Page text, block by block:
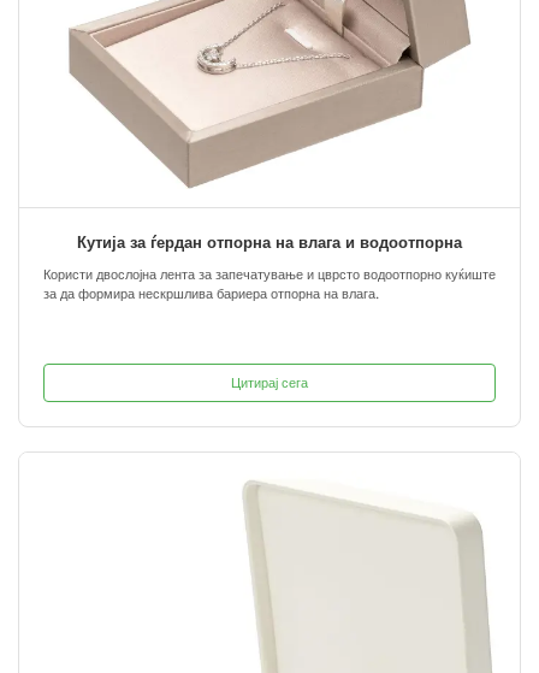
Кутија за ѓердан отпорна на влага и водоотпорна
Користи двослојна лента за запечатување и цврсто водоотпорно куќиште
за да формира нескршлива бариера отпорна на влага.
Цитирај сега